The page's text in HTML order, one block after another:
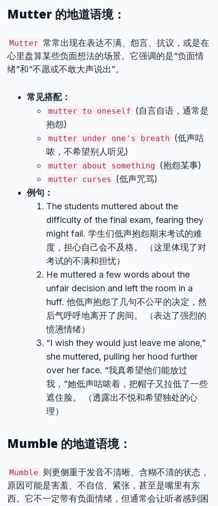
Mutter 的地道语境：
Mutter 常常出现在表达不满、怨言、抗议，或是在
心里盘算某些负面想法的场景。它强调的是“负面情
绪”和“不愿或不敢大声说出”。
常见搭配：
mutter to oneself
(自言自语，通常是
抱怨)
mutter under one's breath
(低声咕
哝，不希望别人听见)
mutter about something (抱怨某事)
mutter curses
(低声咒骂)
例句：
The students muttered about the
difficulty of the final exam, fearing they
might fail. 学生们低声抱怨期末考试的难
度，担心自己会不及格。 （这里体现了对
考试的不满和担忧）
He muttered a few words about the
unfair decision and left the room in a
huff. 他低声抱怨了几句不公平的决定，然
后气呼呼地离开了房间。 （表达了强烈的
愤懑情绪）
“I wish they would just leave me alone,”
she muttered, pulling her hood further
over her face. “我真希望他们能放过
我，”她低声咕哝着，把帽子又拉低了一些
遮住脸。 （透露出不悦和希望独处的心
理）
Mumble 的地道语境：
Mumble
则更侧重于发音不清晰、含糊不清的状态，
原因可能是害羞、不自信、紧张，甚至是嘴里有东
西。它不一定带有负面情绪，但通常会让听者感到困